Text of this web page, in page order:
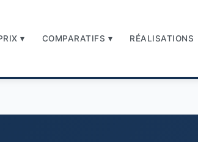
▾ COMPARATIFS ▾ RÉALISATIONS